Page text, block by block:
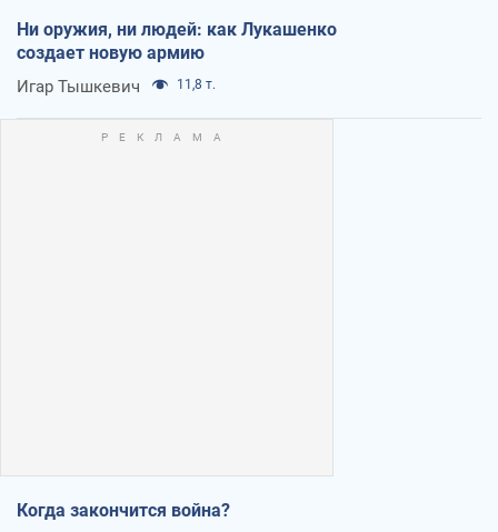
Ни оружия, ни людей: как Лукашенко
создает новую армию
Игар Тышкевич 11,8 т.
Когда закончится война?